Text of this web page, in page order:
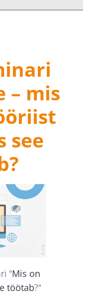
– mis
see
"Mis on
töötab?"